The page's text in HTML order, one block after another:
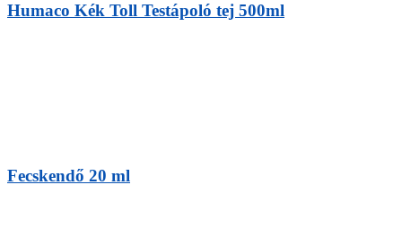
Humaco Kék Toll Testápoló tej 500ml
Fecskendő 20 ml